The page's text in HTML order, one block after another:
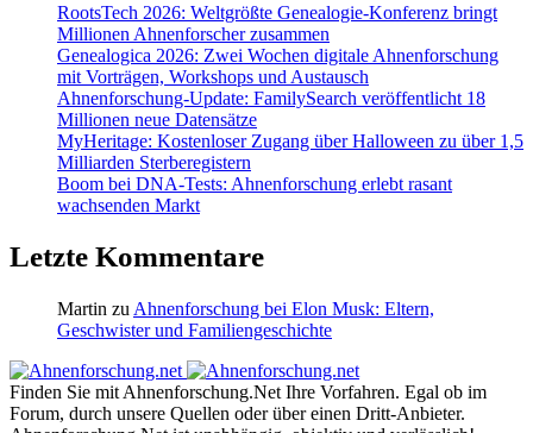
RootsTech 2026: Weltgrößte Genealogie-Konferenz bringt
Millionen Ahnenforscher zusammen
Genealogica 2026: Zwei Wochen digitale Ahnenforschung
mit Vorträgen, Workshops und Austausch
Ahnenforschung-Update: FamilySearch veröffentlicht 18
Millionen neue Datensätze
MyHeritage: Kostenloser Zugang über Halloween zu über 1,5
Milliarden Sterberegistern
Boom bei DNA-Tests: Ahnenforschung erlebt rasant
wachsenden Markt
Letzte Kommentare
Martin zu Ahnenforschung bei Elon Musk: Eltern,
Geschwister und Familiengeschichte
Finden Sie mit Ahnenforschung.Net Ihre Vorfahren. Egal ob im
Forum, durch unsere Quellen oder über einen Dritt-Anbieter.